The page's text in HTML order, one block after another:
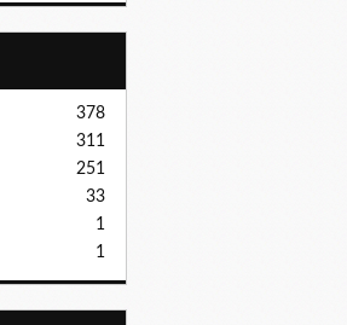
378
311
251
33
1
1